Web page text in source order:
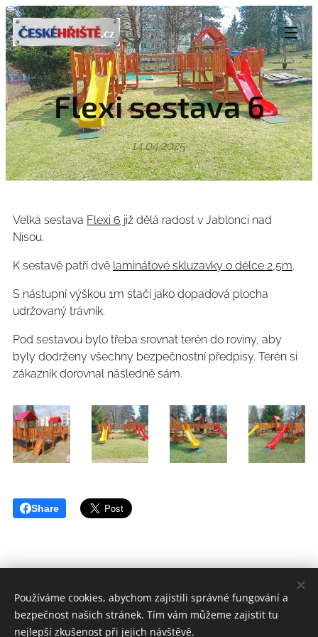
Flexi sestava 6
14.04.2025
Velká sestava Flexi 6 již dělá radost v Jablonci nad
Nisou.
K sestavě patří dvě laminátové skluzavky o délce 2,5m.
S nástupní výškou 1m stačí jako dopadová plocha
udržovaný trávník.
Pod sestavou bylo třeba srovnat terén do roviny, aby
byly dodrženy všechny bezpečnostní předpisy. Terén si
zákazník dorovnal následně sám.
Share
HEROLD - dětský svět a zahrada s.r.o.
Používáme cookies, abychom zajistili správné fungování a
bezpečnost našich stránek. Tím vám můžeme zajistit tu
nejlepší zkušenost při jejich návštěvě.